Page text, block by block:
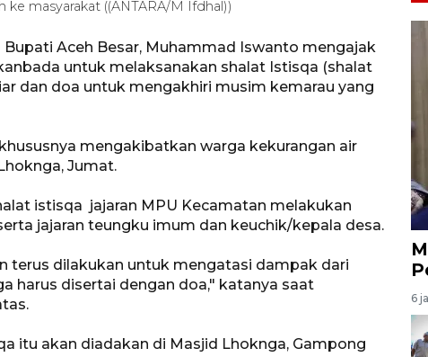
masyarakat ((ANTARA/M Ifdhal))
Bupati Aceh Besar, Muhammad Iswanto mengajak
untuk melaksanakan shalat Istisqa (shalat
dan doa untuk mengakhiri musim kemarau yang
mengakibatkan warga kekurangan air
Jumat.
istisqa jajaran MPU Kecamatan melakukan
jajaran teungku imum dan keuchik/kepala desa.
terus dilakukan untuk mengatasi dampak dari
harus disertai dengan doa," katanya saat
itu akan diadakan di Masjid Lhoknga, Gampong
6